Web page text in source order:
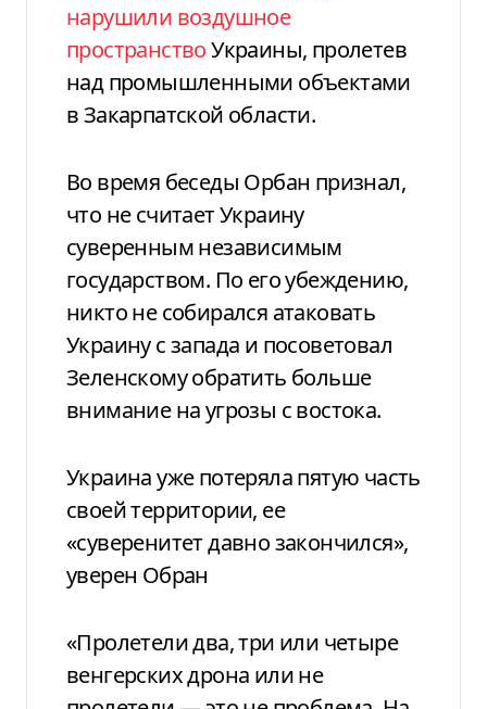
нарушили воздушное
пространствоУкраины, пролетев
над промышленными объектами
в Закарпатской области.
Во время беседы Орбан признал,
что не считает Украину
суверенным независимым
государством. По его убеждению,
никто не собирался атаковать
Украину с запада и посоветовал
Зеленскому обратить больше
внимание на угрозы с востока.
Украина уже потеряла пятую часть
своей территории, ее
«суверенитет давно закончился»,
уверен Обран
«Пролетели два, три или четыре
венгерских дрона или не